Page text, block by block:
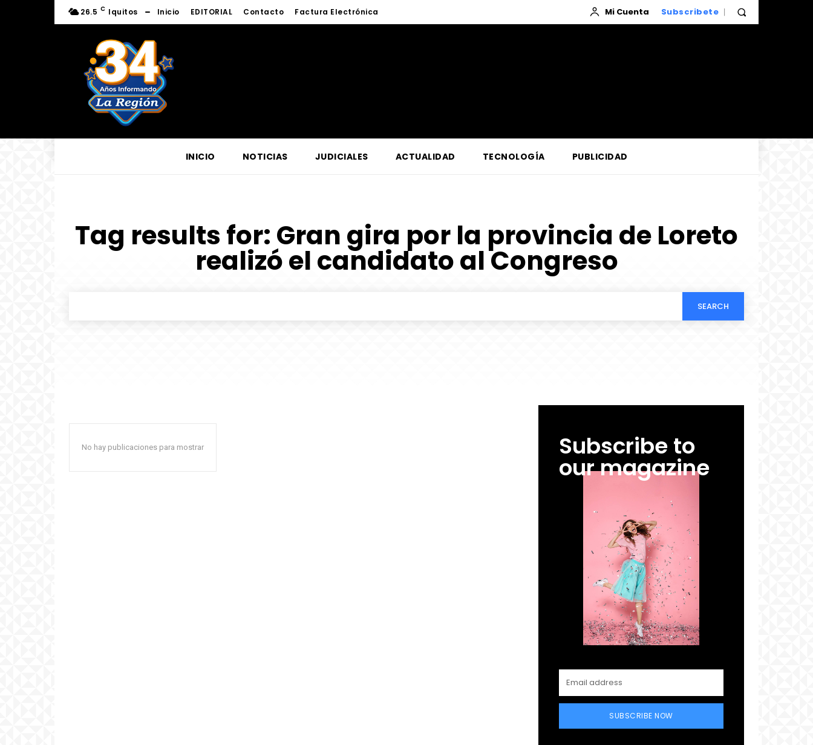
26.5 C Iquitos Inicio EDITORIAL Contacto Factura Electrónica Mi Cuenta Subscribete
INICIO NOTICIAS JUDICIALES ACTUALIDAD TECNOLOGÍA PUBLICIDAD
Tag results for: Gran gira por la provincia de Loreto
realizó el candidato al Congreso
SEARCH
No hay publicaciones para mostrar Subscribe to
our magazine
SUBSCRIBE NOW